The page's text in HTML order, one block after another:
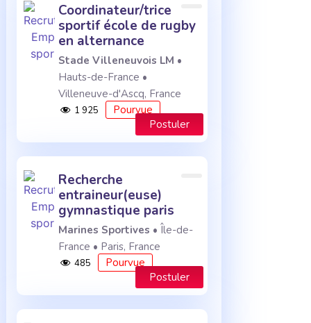
coordinateur/trice
sportif école de rugby
en alternance
Stade Villeneuvois LM •
Hauts-de-France •
Villeneuve-d'Ascq, France
1 925
Pourvue
Postuler
recherche
entraineur(euse)
gymnastique paris
Marines Sportives • Île-de-
France • Paris, France
485
Pourvue
Postuler